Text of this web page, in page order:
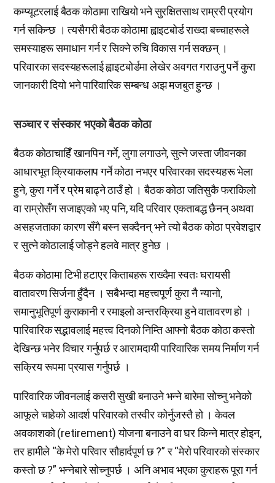
कम्प्यूटरलाई बैठक कोठामा राखियो भने सुरक्षितसाथ राम्ररी प्रयोग
गर्न सकिन्छ । त्यसैगरी बैठक कोठामा ह्वाइटबोर्ड राख्दा बच्चाहरूले
समस्याहरू समाधान गर्न र सिक्ने रुचि विकास गर्न सक्छन् ।
परिवारका सदस्यहरूलाई ह्वाइटबोर्डमा लेखेर अवगत गराउनु पर्ने कुरा
जानकारी दियो भने पारिवारिक सम्बन्ध अझ मजबुत हुन्छ ।
सञ्चार र संस्कार भएको बैठक कोठा
बैठक कोठाचाहिँ खानपिन गर्ने, लुगा लगाउने, सुत्ने जस्ता जीवनका
आधारभूत क्रियाकलाप गर्ने कोठा नभएर परिवारका सदस्यहरू भेला
हुने, कुरा गर्ने र प्रेम बाढ्ने ठाउँ हो । बैठक कोठा जतिसुकै फराकिलो
वा राम्रोसँग सजाइएको भए पनि, यदि परिवार एकताबद्ध छैनन् अथवा
असहजताका कारण सँगै बस्न सक्दैनन् भने त्यो बैठक कोठा प्रवेशद्वार
र सुत्ने कोठालाई जोड्ने हलवे मात्र हुनेछ ।
बैठक कोठामा टिभी हटाएर किताबहरू राख्दैमा स्वतः घरायसी
वातावरण सिर्जना हुँदैन । सबैभन्दा महत्त्वपूर्ण कुरा नै न्यानो,
समानुभूतिपूर्ण कुराकानी र रमाइलो अन्तरक्रिया हुने वातावरण हो ।
पारिवारिक सद्भावलाई महत्त्व दिनको निम्ति आफ्नो बैठक कोठा कस्तो
देखिन्छ भनेर विचार गर्नुपर्छ र आरामदायी पारिवारिक समय निर्माण गर्न
सक्रिय रूपमा प्रयास गर्नुपर्छ ।
पारिवारिक जीवनलाई कसरी सुखी बनाउने भन्ने बारेमा सोच्नु भनेको
आफूले चाहेको आदर्श परिवारको तस्वीर कोर्नुजस्तै हो । केवल
अवकाशको (retirement) योजना बनाउने वा घर किन्ने मात्र होइन,
तर हामीले “के मेरो परिवार सौहार्दपूर्ण छ ?” र “मेरो परिवारको संस्कार
कस्तो छ ?” भन्नेबारे सोच्नुपर्छ । अनि अभाव भएका कुराहरू पूरा गर्न